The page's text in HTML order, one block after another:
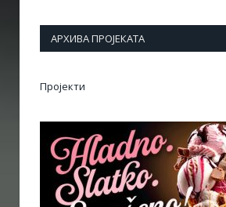
АРХИВА ПРОЈЕКАТА
Пројекти